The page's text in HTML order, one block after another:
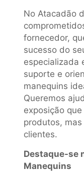
No Atacadão
fornecedor,
sucesso do
especializada
suporte e
manequins
Queremos
exposição
produtos,
clientes.
Destaque-se
Manequins